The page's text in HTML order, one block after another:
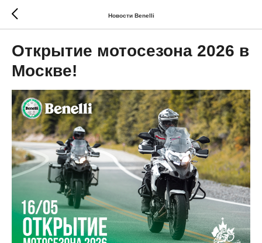
Новости Benelli
Открытие мотосезона 2026 в
Москве!